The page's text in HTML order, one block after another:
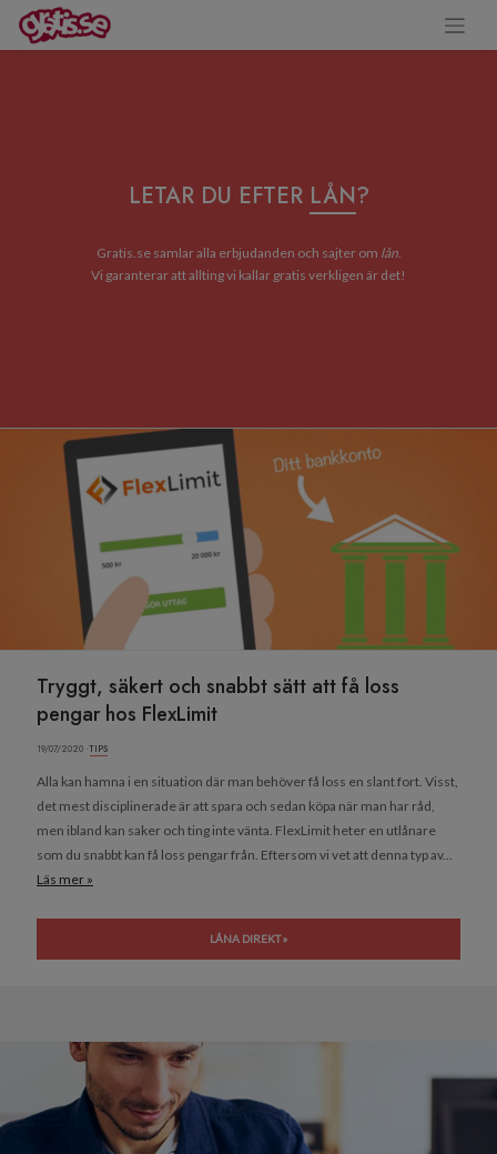
LETAR DU EFTER LÅN?
Gratis.se samlar alla erbjudanden och sajter om lån.
Vi garanterar att allting vi kallar gratis verkligen är det!
Tryggt, säkert och snabbt sätt att få loss
pengar hos FlexLimit
19/07/2020 ·TIPS
Alla kan hamna i en situation där man behöver få loss en slant fort. Visst,
det mest disciplinerade är att spara och sedan köpa när man har råd,
men ibland kan saker och ting inte vänta. FlexLimit heter en utlånare
som du snabbt kan få loss pengar från. Eftersom vi vet att denna typ av...
Läs mer »
LÅNA DIREKT »